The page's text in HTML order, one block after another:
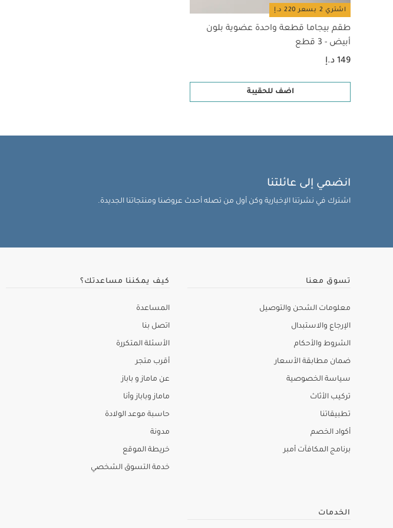
اشتري 2 بسعر 220 د.إ
طقم بيجاما قطعة واحدة عضوية بلون
أبيض - 3 قطع
149 د.إ
اضف للحقيبة
انضمي إلى عائلتنا
اشترك في نشرتنا الإخبارية وكن أول من تصله أحدث عروضنا ومنتجاتنا الجديدة.
تسوق معنا
معلومات الشحن والتوصيل
الإرجاع والاستبدال
الشروط والأحكام
ضمان مطابقة الأسعار
سياسة الخصوصية
تركيب الأثاث
تطبيقاتنا
أكواد الخصم
برنامج المكافآت أمبر
كيف يمكننا مساعدتك؟
المساعدة
اتصل بنا
الأسئلة المتكررة
أقرب متجر
عن ماماز و باباز
ماماز وباباز وأنا
حاسبة موعد الولادة
مدونة
خريطة الموقع
خدمة التسوق الشخصي
الخدمات